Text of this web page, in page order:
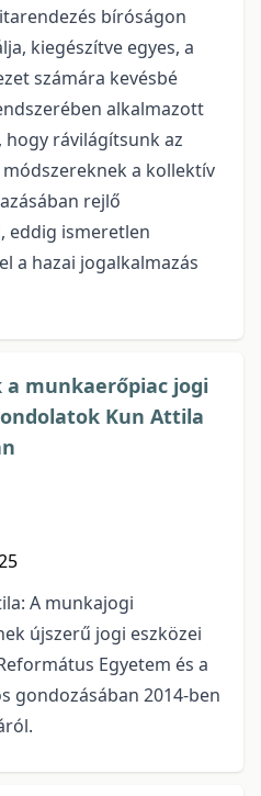
bíróságon
kiegészítve egyes, a
számára kevésbé
alkalmazott
hogy rávilágítsunk az
a kollektív
rejlő
eddig ismeretlen
a hazai jogalkalmazás
munkaerőpiac jogi
Kun Attila
A munkajogi
újszerű jogi eszközei
Egyetem és a
gondozásában 2014-ben